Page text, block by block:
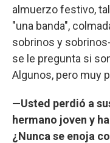
almuerzo festivo,
"una banda",
sobrinos y
se le pregunta si
Algunos, pero muy
—Usted perdió a
hermano joven y
¿Nunca se enoja